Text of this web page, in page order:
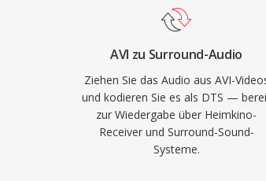
und
robuste
kaschiert.
physische Medien
DTS einen
AVI zu Surround-Audio
Ziehen Sie das Audio aus AVI-
und kodieren Sie es als DTS —
zur Wiedergabe über Heimkino-
Receiver und Surround-Sound-
Systeme.